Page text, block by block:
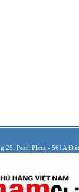
25, Pearl Plaza - 561A